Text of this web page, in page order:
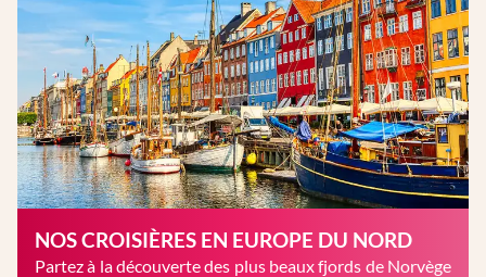
NOS CROISIÈRES EN EUROPE DU NORD
Partez à la découverte des plus beaux fjords de Norvège